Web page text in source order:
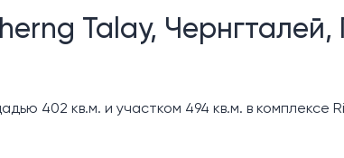
Talay, Чернгталей,
402 кв.м. и участком 494 кв.м. в комплексе